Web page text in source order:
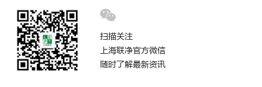
扫描关注
上海联净官方微信
随时了解最新资讯